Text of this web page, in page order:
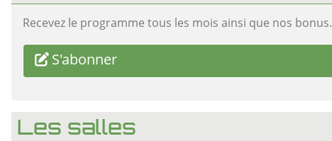
Recevez le programme tous les mois ainsi que nos bonus.
S'abonner
Les salles